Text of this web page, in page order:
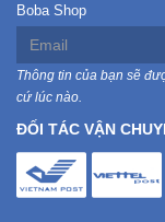
Boba Shop
Thông tin của bạn sẽ
cứ lúc nào.
ĐỐI TÁC VẬN